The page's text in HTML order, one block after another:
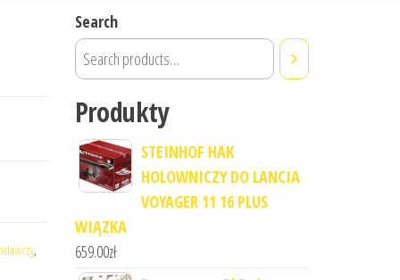
,
Search
Produkty
STEINHOF HAK
HOLOWNICZY DO LANCIA
VOYAGER 11 16 PLUS
WIĄZKA
659.00zł